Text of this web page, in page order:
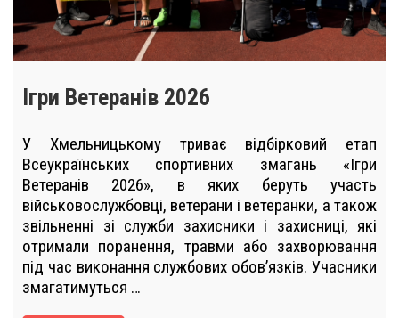
Ігри Ветеранів 2026
У Хмельницькому триває відбірковий етап
Всеукраїнських спортивних змагань «Ігри
Ветеранів 2026», в яких беруть участь
військовослужбовці, ветерани і ветеранки, а також
звільненні зі служби захисники і захисниці, які
отримали поранення, травми або захворювання
під час виконання службових обов’язків. Учасники
змагатимуться …